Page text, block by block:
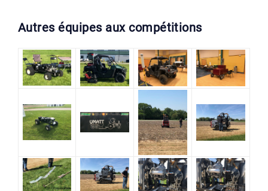
Autres équipes aux compétitions